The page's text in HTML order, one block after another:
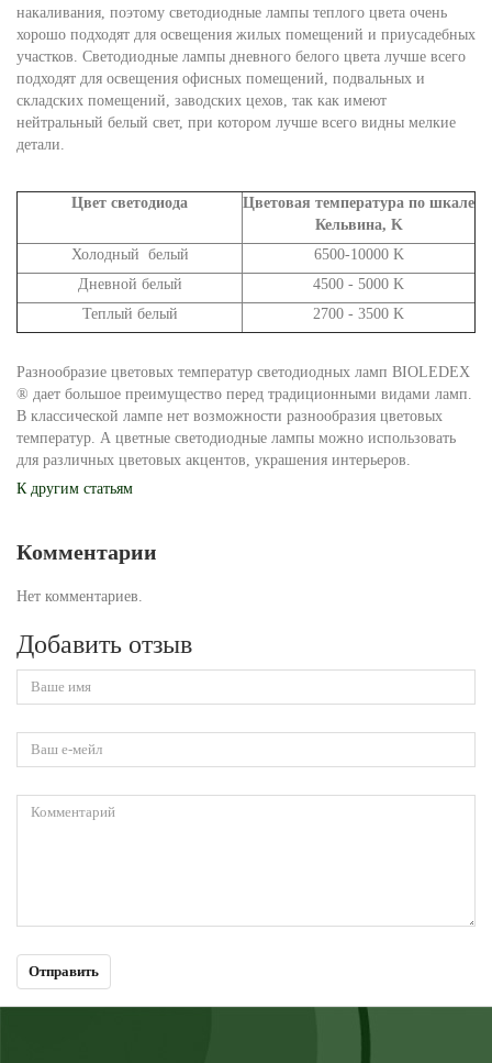
накаливания, поэтому светодиодные лампы теплого цвета очень
хорошо подходят для освещения жилых помещений и приусадебных
участков. Светодиодные лампы дневного белого цвета лучше всего
подходят для освещения офисных помещений, подвальных и
складских помещений, заводских цехов, так как имеют
нейтральный белый свет, при котором лучше всего видны мелкие
детали.
Цвет светодиода
Цветовая температура по шкале
Кельвина, K
Холодный белый
6500-10000 K
Дневной белый
4500 - 5000 K
Теплый белый
2700 - 3500 K
Разнообразие цветовых температур светодиодных ламп BIOLEDEX
® дает большое преимущество перед традиционными видами ламп.
В классической лампе нет возможности разнообразия цветовых
температур. А цветные светодиодные лампы можно использовать
для различных цветовых акцентов, украшения интерьеров.
К другим статьям
Комментарии
Нет комментариев.
Добавить отзыв